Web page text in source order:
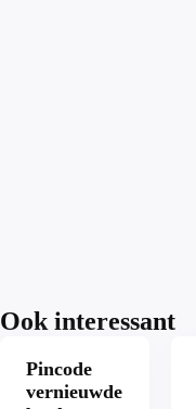
Ook interessant
Pincode
vernieuwde